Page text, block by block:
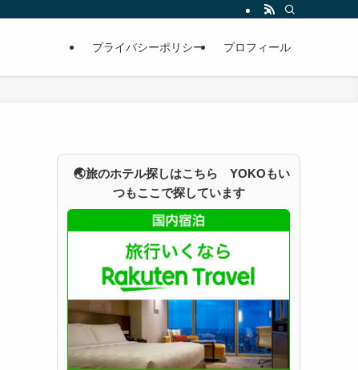
プライバシーポリシー プロフィール
🌏旅のホテル探しはこちら YOKOもい
つもここで探しています